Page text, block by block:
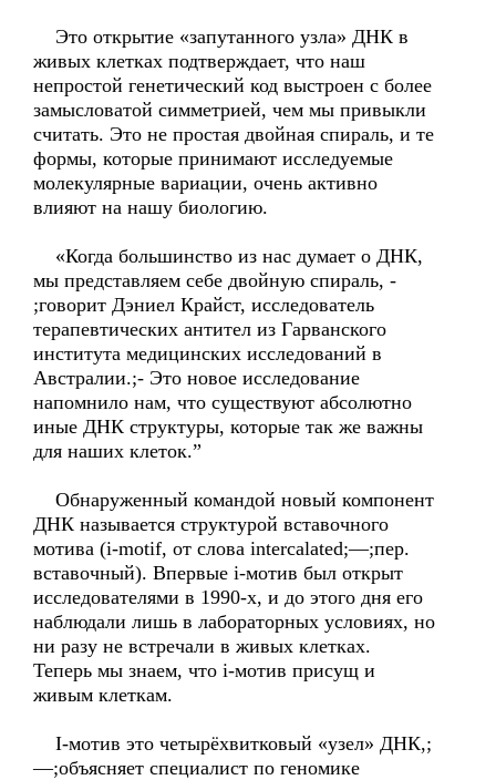
Это открытие «запутанного узла» ДНК в
живых клетках подтверждает, что наш
непростой генетический код выстроен с более
замысловатой симметрией, чем мы привыкли
считать. Это не простая двойная спираль, и те
формы, которые принимают исследуемые
молекулярные вариации, очень активно
влияют на нашу биологию.
«Когда большинство из нас думает о ДНК,
мы представляем себе двойную спираль, -
;говорит Дэниел Крайст, исследователь
терапевтических антител из Гарванского
института медицинских исследований в
Австралии.;- Это новое исследование
напомнило нам, что существуют абсолютно
иные ДНК структуры, которые так же важны
для наших клеток.”
Обнаруженный командой новый компонент
ДНК называется структурой вставочного
мотива (i-motif, от слова intercalated;—;пер.
вставочный). Впервые i-мотив был открыт
исследователями в 1990-х, и до этого дня его
наблюдали лишь в лабораторных условиях, но
ни разу не встречали в живых клетках.
Теперь мы знаем, что i-мотив присущ и
живым клеткам.
I-мотив это четырёхвитковый «узел» ДНК,;
—;объясняет специалист по геномике